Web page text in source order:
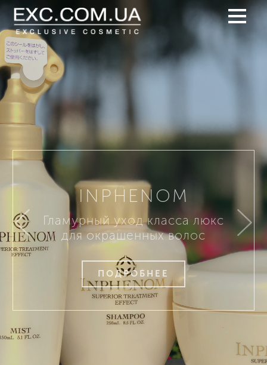
INPHENOM
Гламурный уход класса люкс
для окрашенных волос
ПОДРОБНЕЕ